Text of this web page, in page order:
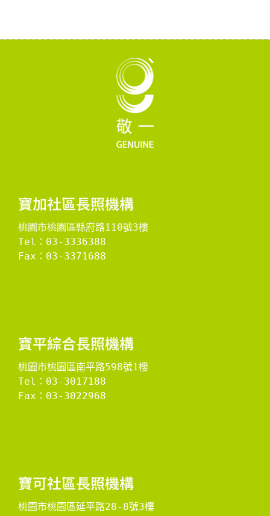
寶加社區長照機構
桃園市桃園區縣府路110號3樓
Tel：03-3336388
Fax：03-3371688
​寶平綜合長照機構​
桃園市桃園區南平路598號1樓
Tel：03-3017188
Fax：03-3022968
​寶可社區長照機構​
桃園市桃園區延平路28-8號3樓